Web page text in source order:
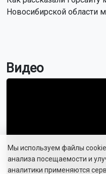
Двухэтажный дом сгорел в
Новосибирские спасатели
Пять самолётов прибудут
августа